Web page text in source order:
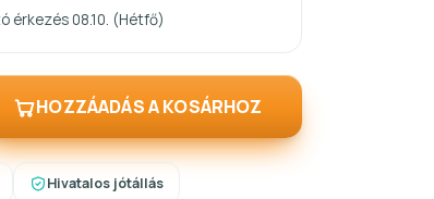
érkezés 08.10. (Hétfő)
HOZZÁADÁS A KOSÁRHOZ
Hivatalos jótállás